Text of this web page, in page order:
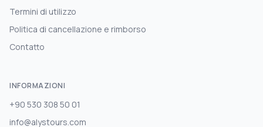
Termini di utilizzo
Politica di cancellazione e rimborso
Contatto
INFORMAZIONI
+90 530 308 50 01
info@alystours.com